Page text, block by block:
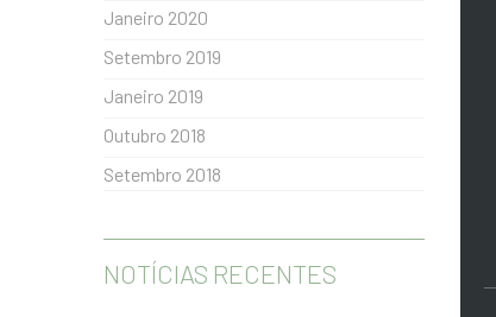
Janeiro 2020
Setembro 2019
Janeiro 2019
Outubro 2018
Setembro 2018
NOTÍCIAS RECENTES